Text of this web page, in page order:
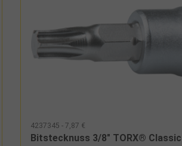
4237345 - 7,87 €
Bitstecknuss 3/8" TORX®